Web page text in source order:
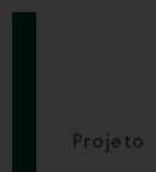
SE
Projeto